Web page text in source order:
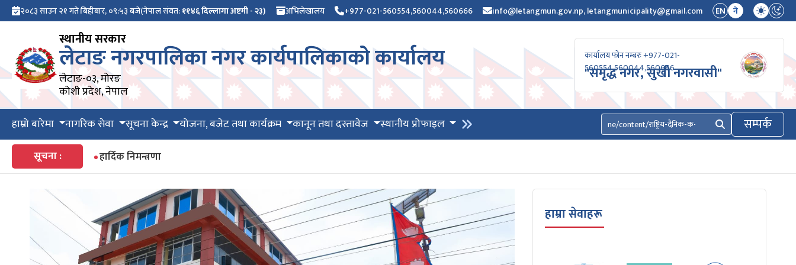
२०८३ साउन २१ गते बिहीबार, ०९:५३ बजे(नेपाल संवत:११४६ दिल्लागा अष्टमी - २३) अभिलेखालय +977-021-560554,560044,560666 info@letangmun.gov.np, letangmunicipality@gmail.com EN ने
स्थानीय सरकार
लेटाङ नगरपालिका नगर कार्यपालिकाको कार्यालय
लेटाङ-०३, मोरङ
कोशी प्रदेश, नेपाल
कार्यालय फोन नम्बरः +977-021-
560554,560044,560666
"समृद्ध नगर, सुखी नगरवासी"
हाम्रो बारेमा नागरिक सेवा सूचना केन्द्र योजना, बजेट तथा कार्यक्रम कानून तथा दस्तावेज स्थानीय प्रोफाइल खोज्नुहोस् सम्पर्क
सूचना : हार्दिक निमन्त्रणा
हाम्रा सेवाहरू